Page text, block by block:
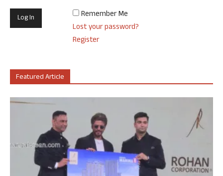
Remember Me
Lost your password?
Register
Featured Article